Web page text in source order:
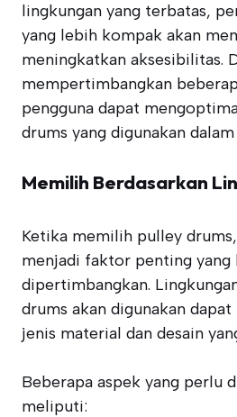
lingkungan yang terbatas,
yang lebih kompak akan
meningkatkan aksesibilitas.
mempertimbangkan
pengguna dapat
drums yang digunakan
Memilih Berdasarkan
Ketika memilih pulley
menjadi faktor penting yang
dipertimbangkan.
drums akan digunakan
jenis material dan desain
Beberapa aspek yang perlu
meliputi: